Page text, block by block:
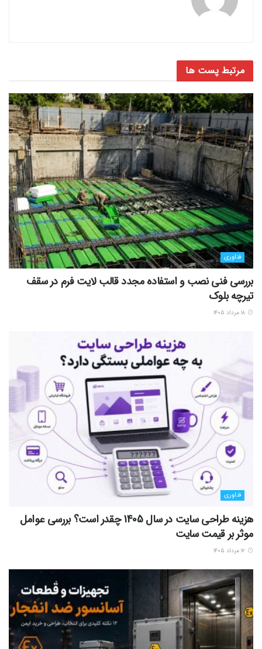
مرتبط پست ها
فناوری
بررسی فنی نصب و استفاده مجدد قالب لایت فرم در سقف
تیرچه بلوک
فناوری
هزینه طراحی سایت در سال 1405 چقدر است؟ بررسی عوامل
موثر بر قیمت سایت